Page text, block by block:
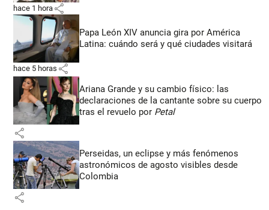
hace 1 hora share
Papa León XIV anuncia gira por América
Latina: cuándo será y qué ciudades visitará
hace 5 horas share
Ariana Grande y su cambio físico: las
declaraciones de la cantante sobre su cuerpo
tras el revuelo por Petal
share
Perseidas, un eclipse y más fenómenos
astronómicos de agosto visibles desde
Colombia
share